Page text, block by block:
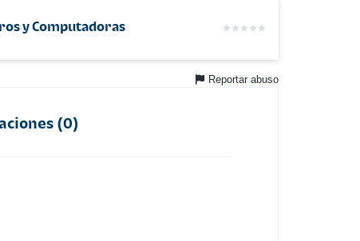
y Computadoras
Reportar abuso
(0)